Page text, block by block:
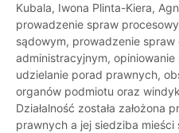
Kubala, Iwona Plinta-Kiera,
prowadzenie spraw
sądowym, prowadzenie
administracyjnym,
udzielanie porad prawnych,
organów podmiotu oraz
Działalność została założona
prawnych a jej siedziba